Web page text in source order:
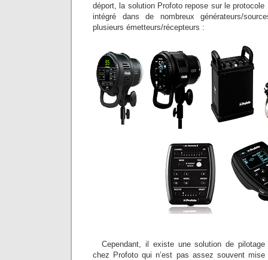
déport, la solution Profoto repose sur le
intégré dans de nombreux générateurs/
plusieurs émetteurs/récepteurs :
Cependant, il existe une solution de pilotage
chez Profoto qui n’est pas assez souvent mise